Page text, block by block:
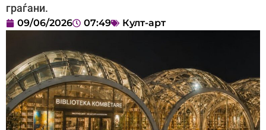
граѓани.
09/06/2026 07:49 Култ-арт